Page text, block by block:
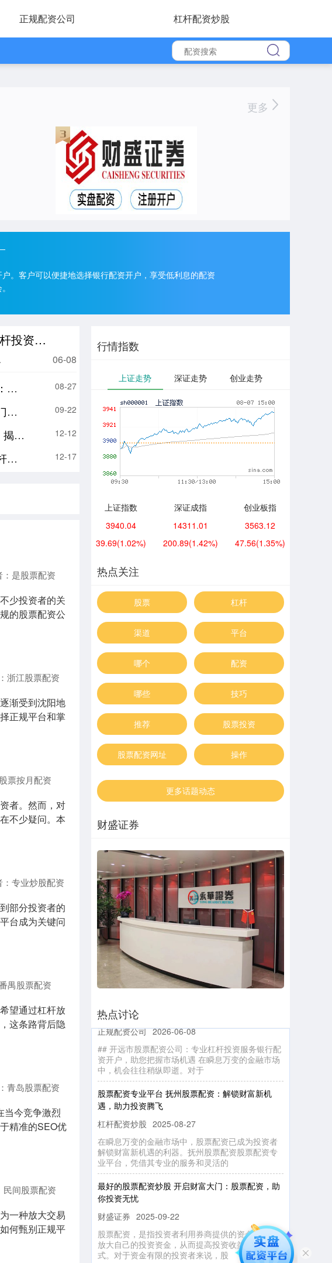
正规配资公司 杠杆配资炒股
更多
。客户可以便捷地选择银行配资开户，享受低利息的配资
服务
06-08
08-27
09-22
诀 12-12
12-17
：是股票配资
少投资者的关
的股票配资公
浙江股票配资
渐受到沈阳地
正规平台和掌
票按月配资
者。然而，对
不少疑问。本
：专业炒股配资
部分投资者的
台成为关键问
禺股票配资
望通过杠杆放
这条路背后隐
青岛股票配资
当今竞争激烈
精准的SEO优
民间股票配资
一种放大交易
何甄别正规平
行情指数
上证走势 深证走势 创业走势
上证指数
3940.04
39.69(1.02%)
深证成指
14311.01
200.89(1.42%)
创业板指
3563.12
47.56(1.35%)
热点关注
股票 杠杆
渠道 平台
哪个 配资
哪些 技巧
推荐 股票投资
股票配资网址 操作
更多话题动态
财盛证券
热点讨论
炒股配资网站找 正规配资炒股平台：助你投资更轻
松
杠杆配资炒股
2025-07-02
对于股票投资者来说，资金往往是制约其收益的关
键因素。正规配资炒股平台的出现炒股配资网站
找，为投资者提供了杠杆资金，助力其
正规配资公司
## 开远市股票配资公司：专业杠杆投资服务银行配
资开户，助您把握市场机遇 在瞬息万变的金融市场
中，机会往往稍纵即逝。对于
股票配资专业平台 抚州股票配资：解锁财富新机
遇，助力投资腾飞
杠杆配资炒股 2025-08-27
在瞬息万变的金融市场中，股票配资已成为投资者
解锁财富新机遇的利器。抚州股票配资股票配资专
业平台，凭借其专业的服务和灵活的
最好的股票配资炒股 开启财富大门：股票配资，助
你投资无忧
财盛证券 2025-09-22
股票配资，是指投资者利用券商提供的资金杠杆，
放大自己的投资资金，从而提高投资收益的一种方
式。对于资金有限的投资者来说，股